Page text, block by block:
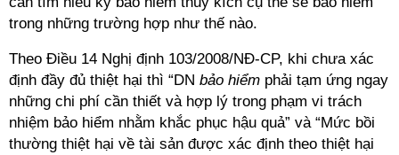
trong những trường hợp như thế nào.
Theo Điều 14 Nghị định 103/2008/NĐ-CP, khi chưa xác
định đầy đủ thiệt hại thì “DN bảo hiểm phải tạm ứng ngay
những chi phí cần thiết và hợp lý trong phạm vi trách
nhiệm bảo hiểm nhằm khắc phục hậu quả” và “Mức bồi
thường thiệt hại về tài sản được xác định theo thiệt hại